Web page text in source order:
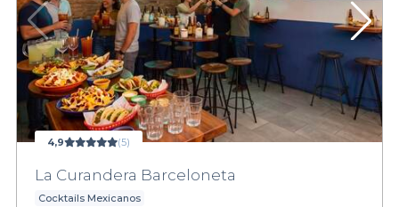
4,9 (5)
La Curandera Barceloneta
Cocktails Mexicanos